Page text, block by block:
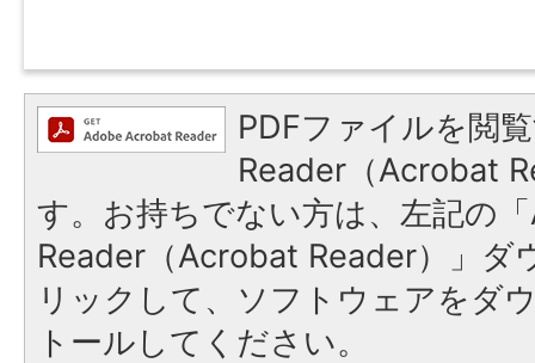
PDFファイルを閲
Reader（Acrobat
す。お持ちでない方は、左記の
Reader（Acrobat Reader）」ダ
リックして、ソフトウェアをダ
トールしてください。